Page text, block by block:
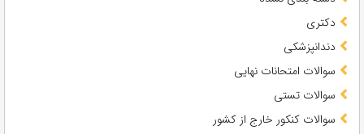
دکتری
دندانپزشکی
سوالات امتحانات نهایی
سوالات تستی
سوالات کنکور خارج از کشور